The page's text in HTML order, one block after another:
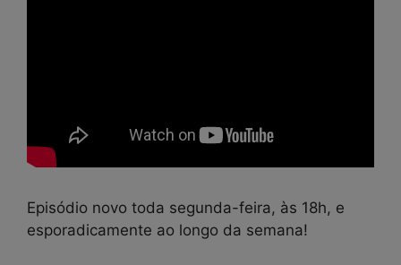
Episódio novo toda segunda-feira, às 18h, e
esporadicamente ao longo da semana!